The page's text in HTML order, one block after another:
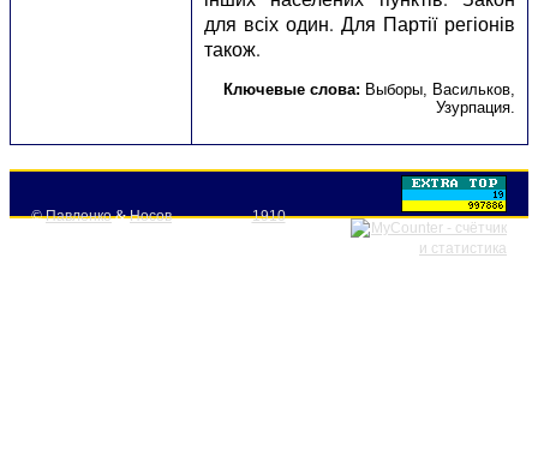
для всіх один. Для Партії регіонів
також.
Ключевые слова: Выборы Васильков
Узурпация
©Павленко&Носов 1910